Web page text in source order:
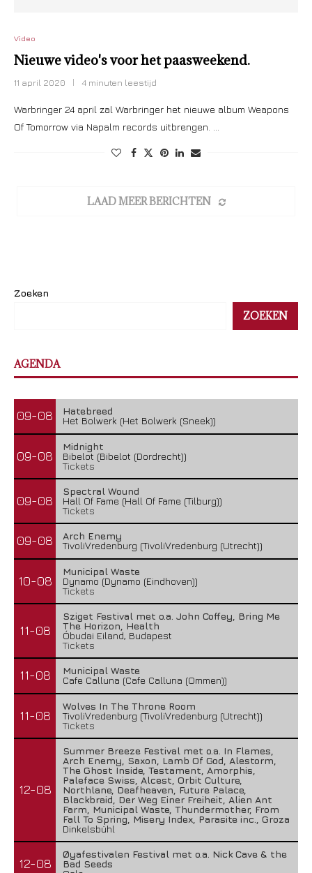
Video
Nieuwe video's voor het paasweekend.
11 april 2020 4 minuten leestijd
Warbringer 24 april zal Warbringer het nieuwe album Weapons
Of Tomorrow via Napalm records uitbrengen. …
LAAD MEER BERICHTEN
Zoeken
ZOEKEN
AGENDA
09-08
Hatebreed
Het Bolwerk (Het Bolwerk (Sneek))
09-08
Midnight
Bibelot (Bibelot (Dordrecht))
Tickets
09-08
Spectral Wound
Hall Of Fame (Hall Of Fame (Tilburg))
Tickets
09-08
Arch Enemy
TivoliVredenburg (TivoliVredenburg (Utrecht))
10-08
Municipal Waste
Dynamo (Dynamo (Eindhoven))
Tickets
11-08
Sziget Festival met o.a. John Coffey, Bring Me
The Horizon, Health
Óbudai Eiland, Budapest
Tickets
11-08
Municipal Waste
Cafe Calluna (Cafe Calluna (Ommen))
11-08
Wolves In The Throne Room
TivoliVredenburg (TivoliVredenburg (Utrecht))
Tickets
12-08
Summer Breeze Festival met o.a. In Flames,
Arch Enemy, Saxon, Lamb Of God, Alestorm,
The Ghost Inside, Testament, Amorphis,
Paleface Swiss, Alcest, Orbit Culture,
Northlane, Deafheaven, Future Palace,
Blackbraid, Der Weg Einer Freiheit, Alien Ant
Farm, Municipal Waste, Thundermother, From
Fall To Spring, Misery Index, Parasite inc., Groza
Dinkelsbühl
12-08
Øyafestivalen Festival met o.a. Nick Cave & the
Bad Seeds